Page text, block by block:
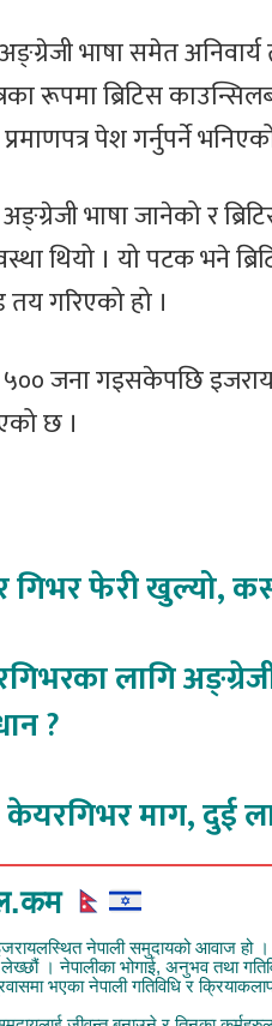
भाषा समेत
रूपमा ब्रिटिस
पेश गर्नुपर्ने
भाषा जानेको र
थियो । यो पटक भने
गरिएको हो ।
जना गइसकेपछि
छ ।
फेरी खुल्यो,
लागि
?
माग, दुई
नेपाली समुदायको आवाज हो ।
। नेपालीका भोगाई, अनुभव तथा
भएका नेपाली गतिविधि र